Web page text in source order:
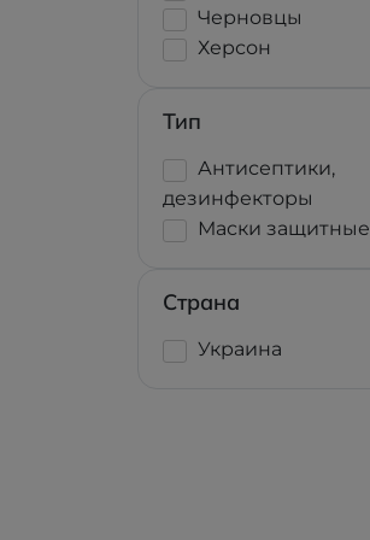
Черновцы
Херсон
Тип
Антисептики,
дезинфекторы
Маски защитные
Страна
Украина